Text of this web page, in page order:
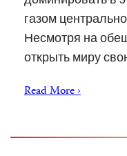
газом
Несмотря на
открыть миру
Read More ›